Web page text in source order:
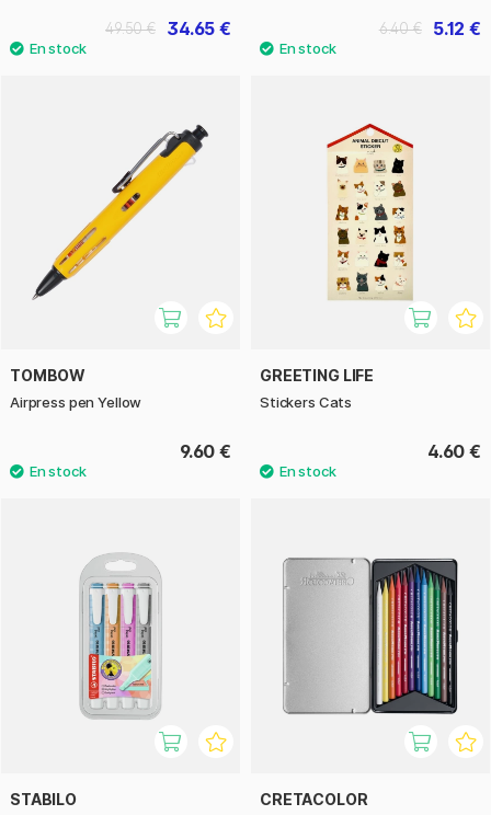
34.65 €
49.50 € 5.12 €
6.40 €
TOMBOW
Airpress pen Yellow
9.60 €
GREETING LIFE
Stickers Cats
4.60 €
STABILO CRETACOLOR